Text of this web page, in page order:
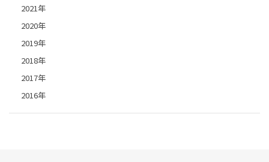
2021年
2020年
2019年
2018年
2017年
2016年